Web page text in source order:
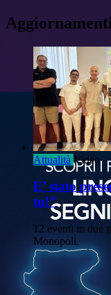
Attualità Video
E’ stato
tu!”
12 eventi in due
Monopoli.